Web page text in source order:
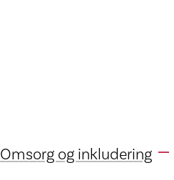
Omsorg og inkludering